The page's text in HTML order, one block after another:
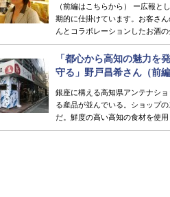
（前編はこちらから） ー広報と
期的に仕掛けています。お客さ
んとコラボレーションしたお酒
「都心から高知の魅力を
守る」野戸昌希さん（前編
銀座に構える高知県アンテナシ
る産品が並んでいる。ショップ
だ。鮮度の高い高知の食材を使